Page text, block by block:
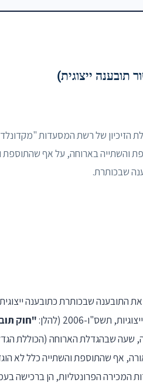
תובענה ייצוגית)
הזיכיון של רשת המסעדות
והשתייה בארוחה, על אף שהתוספת
שבכותרת.
התובענה שבכותרת כתובענה
תשס"ו-2006 (להלן:
"חוק
שעה שבהגדלת הארוחה (הכוללת
אף שהתוספת והשתייה כלל לא
המכירה הפרונטליות, הן ברכישה